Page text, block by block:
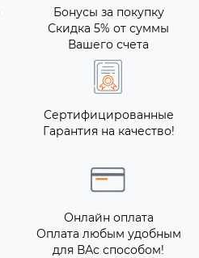
Бонусы за покупку
Скидка 5% от суммы
Вашего счета
Сертифицированные
Гарантия на качество!
Онлайн оплата
Оплата любым удобным
для ВАс способом!